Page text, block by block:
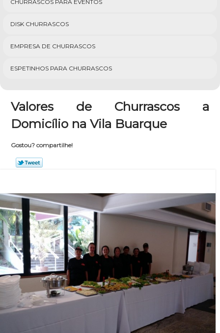
CHURRASCOS PARA EVENTOS
DISK CHURRASCOS
EMPRESA DE CHURRASCOS
ESPETINHOS PARA CHURRASCOS
Valores de Churrascos a
Domicílio na Vila Buarque
Gostou? compartilhe!